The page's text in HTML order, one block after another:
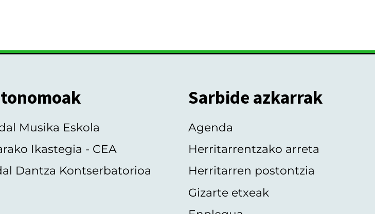
Musika Eskola
Ikastegia - CEA
Dantza Kontserbatorioa
Sarbide azkarrak
Agenda
Herritarrentzako arreta
Herritarren postontzia
Gizarte etxeak